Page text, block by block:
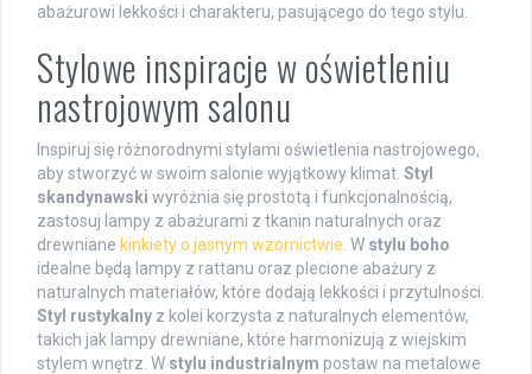
abażurowi lekkości i charakteru, pasującego do tego stylu.
Stylowe inspiracje w oświetleniu
nastrojowym salonu
Inspiruj się różnorodnymi stylami oświetlenia nastrojowego,
aby stworzyć w swoim salonie wyjątkowy klimat. Styl
skandynawski wyróżnia się prostotą i funkcjonalnością,
zastosuj lampy z abażurami z tkanin naturalnych oraz
drewniane kinkiety o jasnym wzornictwie . W stylu boho
idealne będą lampy z rattanu oraz plecione abażury z
naturalnych materiałów, które dodają lekkości i przytulności.
Styl rustykalny z kolei korzysta z naturalnych elementów,
takich jak lampy drewniane, które harmonizują z wiejskim
stylem wnętrz. W stylu industrialnym postaw na metalowe